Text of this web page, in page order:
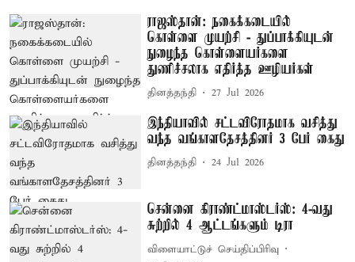
ராஜஸ்தான்: நகைக்கடையில்
கொள்ளை முயற்சி - துப்பாக்கியுடன்
நுழைந்த கொள்ளையர்களை
துணிச்சலாக எதிர்த்த ஊழியர்கள்
தினத்தந்தி 27 Jul 2026
இந்தியாவில் சட்டவிரோதமாக வசித்து
வந்த வங்காளதேசத்தினர் 3 பேர் கைது
தினத்தந்தி 24 Jul 2026
சென்னை கிராண்ட்மாஸ்டர்ஸ்: 4-வது
சுற்றில் 4 ஆட்டங்களும் டிரா
விளையாட்டுச் செய்திப்பிரிவு